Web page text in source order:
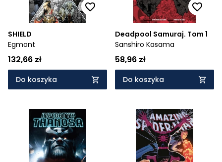
SHIELD
Egmont
132,66 zł
Do koszyka
Deadpool Samuraj. Tom 1
Sanshiro Kasama
58,96 zł
Do koszyka